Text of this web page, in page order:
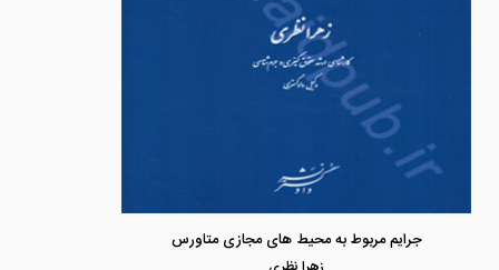
جرایم مربوط به محیط های مجازی متاورس